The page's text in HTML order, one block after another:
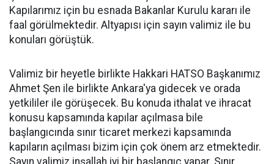
Kapılarımız için bu esnada Bakanlar Kurulu kararı ile
faal görülmektedir. Altyapısı için sayın valimiz ile bu
konuları görüştük.
Valimiz bir heyetle birlikte Hakkari HATSO Başkanımız
Ahmet Şen ile birlikte Ankara'ya gidecek ve orada
yetkililer ile görüşecek. Bu konuda ithalat ve ihracat
konusu kapsamında kapılar açılmasa bile
başlangıcında sınır ticaret merkezi kapsamında
kapıların açılması bizim için çok önem arz etmektedir.
Sayın valimiz inşallah iyi bir başlangıç yapar. Sınır